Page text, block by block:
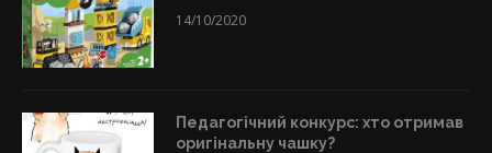
14/10/2020
Педагогічний конкурс: хто отримав
оригінальну чашку?